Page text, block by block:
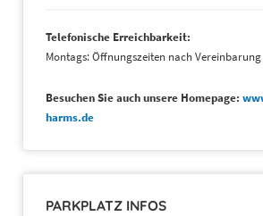
Telefonische Erreichbarkeit:
Montags: Öffnungszeiten nach Vereinbarung
Besuchen Sie auch unsere Homepage:
harms.de
PARKPLATZ INFOS